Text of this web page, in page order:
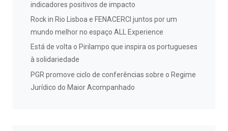
indicadores positivos de impacto
Rock in Rio Lisboa e FENACERCI juntos por um
mundo melhor no espaço ALL Experience
Está de volta o Pirilampo que inspira os portugueses
à solidariedade
PGR promove ciclo de conferências sobre o Regime
Jurídico do Maior Acompanhado